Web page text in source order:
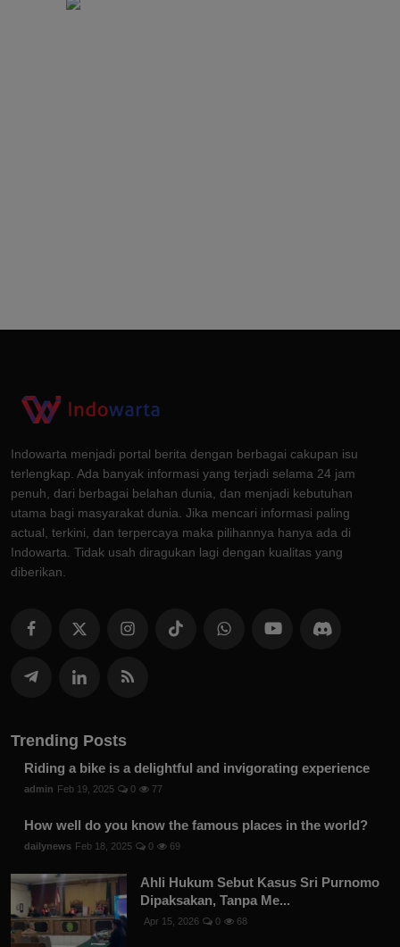
Indowarta menjadi portal berita dengan berbagai cakupan isu
terlengkap. Ada banyak informasi yang terjadi selama 24 jam
penuh, dari berbagai belahan dunia, dan menjadi kebutuhan
utama bagi masyarakat dunia. Jika mencari informasi paling
actual, terkini, dan terpercaya maka pilihannya hanya ada di
Indowarta. Tidak usah diragukan lagi dengan kualitas yang
diberikan.
Trending Posts
Riding a bike is a delightful and invigorating experience
admin Feb 19, 2025 0 77
How well do you know the famous places in the world?
dailynews Feb 18, 2025 0 69
Ahli Hukum Sebut Kasus Sri Purnomo
Dipaksakan, Tanpa Me...
Apr 15, 2026 0 68